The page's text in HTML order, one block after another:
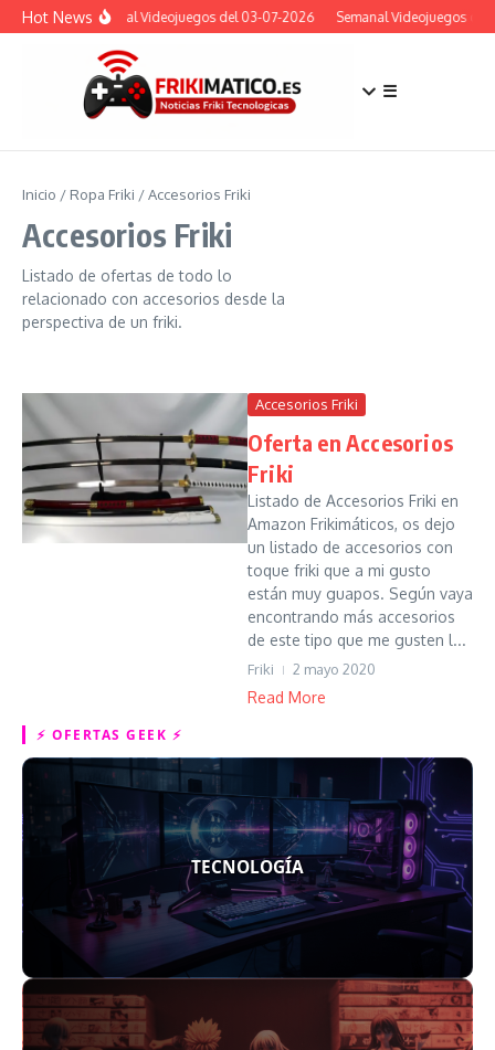
Saltar al contenido
Hot NewsSemanal Videojuegos del 03-07-2026 Semanal Videojuegos del
☰
Inicio / Ropa Friki /Accesorios Friki
Accesorios Friki
Listado de ofertas de todo lo
relacionado con accesorios desde la
perspectiva de un friki.
Accesorios Friki
Oferta en Accesorios
Friki
Listado de Accesorios Friki en
Amazon Frikimáticos, os dejo
un listado de accesorios con
toque friki que a mi gusto
están muy guapos. Según vaya
encontrando más accesorios
de este tipo que me gusten l...
Friki 2 mayo 2020
Read More
⚡ OFERTAS GEEK ⚡
TECNOLOGÍA